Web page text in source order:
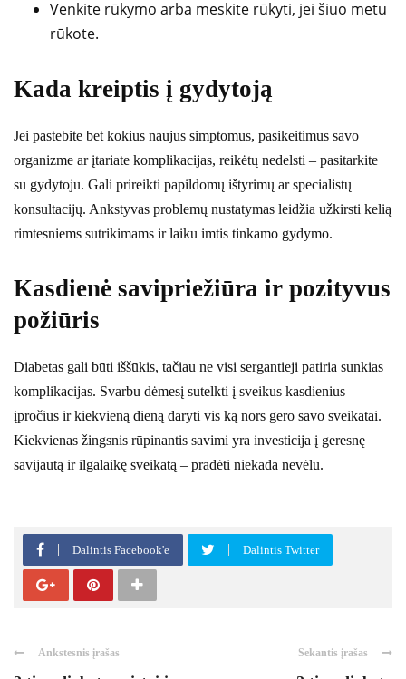
Venkite rūkymo arba meskite rūkyti, jei šiuo metu
rūkote.
Kada kreiptis į gydytoją
Jei pastebite bet kokius naujus simptomus, pasikeitimus savo
organizme ar įtariate komplikacijas, reikėtų nedelsti – pasitarkite
su gydytoju. Gali prireikti papildomų ištyrimų ar specialistų
konsultacijų. Ankstyvas problemų nustatymas leidžia užkirsti kelią
rimtesniems sutrikimams ir laiku imtis tinkamo gydymo.
Kasdienė savipriežiūra ir pozityvus
požiūris
Diabetas gali būti iššūkis, tačiau ne visi sergantieji patiria sunkias
komplikacijas. Svarbu dėmesį sutelkti į sveikus kasdienius
įpročius ir kiekvieną dieną daryti vis ką nors gero savo sveikatai.
Kiekvienas žingsnis rūpinantis savimi yra investicija į geresnę
savijautą ir ilgalaikę sveikatą – pradėti niekada nevėlu.
Dalintis Facebook'e Dalintis Twitter
Ankstesnis įrašas Sekantis įrašas